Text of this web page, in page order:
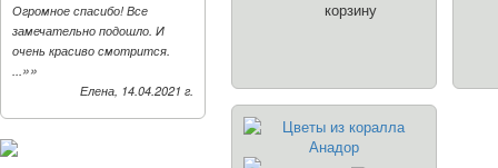
Огромное спасибо! Все
замечательно подошло. И
очень красиво смотрится.
...»»
Елена, 14.04.2021 г.